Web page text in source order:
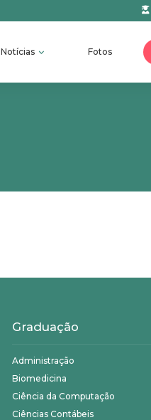
Notícias Fotos
Graduação
Administração
Biomedicina
Ciência da Computação
Ciências Contábeis